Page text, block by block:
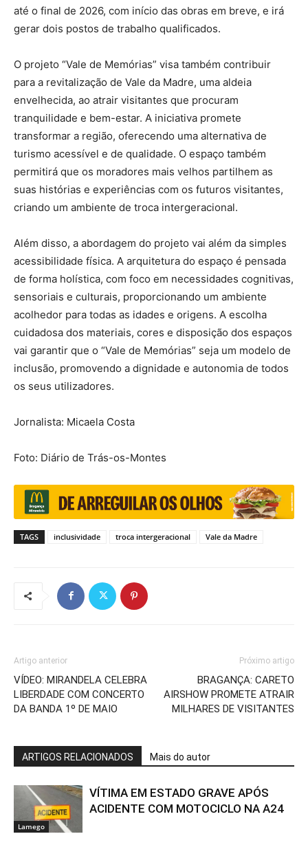
até o final de 2026, com início das obras em breve, e irá
gerar dois postos de trabalho qualificados.
O projeto “Vale de Memórias” visa também contribuir
para a revitalização de Vale da Madre, uma aldeia
envelhecida, ao atrair visitantes que procuram
tranquilidade e bem-estar. A iniciativa promete
transformar a região, oferecendo uma alternativa de
turismo acessível e de qualidade. O espaço também
permitirá que os moradores mais velhos partilhem as
suas histórias e experiências com os futuros visitantes,
criando um ambiente de troca intergeracional.
Além disso, a abordagem do projeto vai além da simples
acessibilidade física. A arquitetura do espaço é pensada
de forma holística, com foco em necessidades cognitivas,
sensoriais e culturais, proporcionando um ambiente
acolhedor para todas as idades e origens. A escolha
cuidadosa dos materiais, cores e disposição dos espaços
vai garantir que o “Vale de Memórias” seja um modelo de
inclusão, promovendo a dignidade e autonomia de todos
os seus utilizadores.
Jornalista: Micaela Costa
Foto: Diário de Trás-os-Montes
TAGS inclusividade troca intergeracional Vale da Madre
Artigo anterior
VÍDEO: MIRANDELA CELEBRA
LIBERDADE COM CONCERTO
DA BANDA 1º DE MAIO
Próximo artigo
BRAGANÇA: CARETO
AIRSHOW PROMETE ATRAIR
MILHARES DE VISITANTES
ARTIGOS RELACIONADOS Mais do autor
Lamego
VÍTIMA EM ESTADO GRAVE APÓS
ACIDENTE COM MOTOCICLO NA A24